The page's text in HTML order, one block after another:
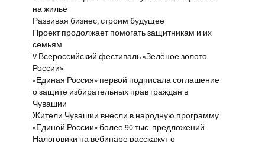
на жильё
Развивая бизнес, строим будущее
Проект продолжает помогать защитникам и их
семьям
V Всероссийский фестиваль «Зелёное золото
России»
«Единая Россия» первой подписала соглашение
о защите избирательных прав граждан в
Чувашии
Жители Чувашии внесли в народную программу
«Единой России» более 90 тыс. предложений
Налоговики на вебинаре расскажут о